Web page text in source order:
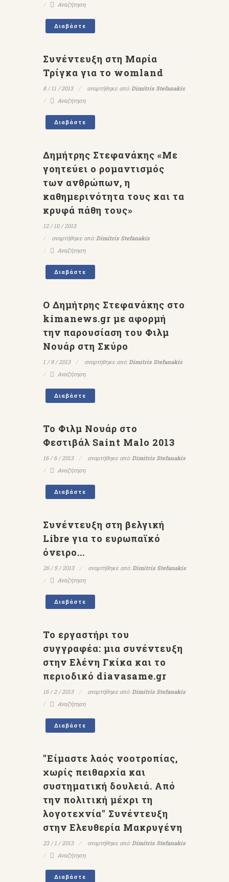
Αναζήτηση
Διαβάστε
Συνέντευξη στη Μαρία
Τρίγκα για το womland
8 / 11 / 2013 αναρτήθηκε από:Dimitris Stefanakis
Αναζήτηση
Διαβάστε
Δημήτρης Στεφανάκης «Με
γοητεύει ο ρομαντισμός
των ανθρώπων, η
καθημερινότητα τους και τα
κρυφά πάθη τους»
12 / 10 / 2013
αναρτήθηκε από:Dimitris Stefanakis
Αναζήτηση
Διαβάστε
Ο Δημήτρης Στεφανάκης στο
kimanews.gr με αφορμή
την παρουσίαση του Φιλμ
Νουάρ στη Σκύρο
1 / 9 / 2013 αναρτήθηκε από:Dimitris Stefanakis
Αναζήτηση
Διαβάστε
To Φιλμ Νουάρ στο
Φεστιβάλ Saint Malo 2013
16 / 6 / 2013 αναρτήθηκε από:Dimitris Stefanakis
Αναζήτηση
Διαβάστε
Συνέντευξη στη βελγική
Libre για το ευρωπαϊκό
όνειρο...
26 / 5 / 2013 αναρτήθηκε από:Dimitris Stefanakis
Αναζήτηση
Διαβάστε
Το εργαστήρι του
συγγραφέα: μια συνέντευξη
στην Ελένη Γκίκα και το
περιοδικό diavasame.gr
16 / 2 / 2013 αναρτήθηκε από:Dimitris Stefanakis
Αναζήτηση
Διαβάστε
"Είμαστε λαός νοοτροπίας,
χωρίς πειθαρχία και
συστηματική δουλειά. Aπό
την πολιτική μέχρι τη
λογοτεχνία" Συνέντευξη
στην Ελευθερία Μακρυγένη
23 / 1 / 2013 αναρτήθηκε από:Dimitris Stefanakis
Αναζήτηση
Διαβάστε